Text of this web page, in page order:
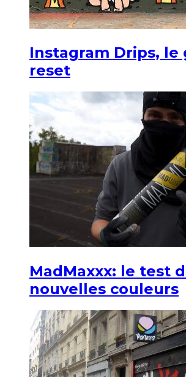
Instagram Drips, le
reset
MadMaxxx: le test
nouvelles couleurs